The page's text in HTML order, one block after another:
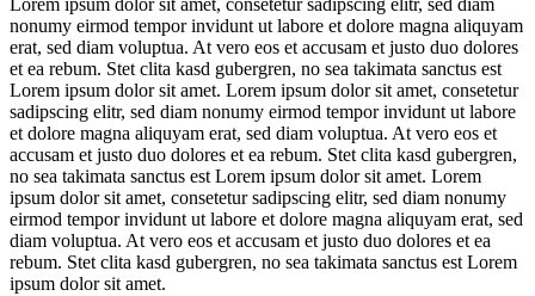
Lorem ipsum dolor sit amet, consetetur sadipscing elitr, sed diam
nonumy eirmod tempor invidunt ut labore et dolore magna aliquyam
erat, sed diam voluptua. At vero eos et accusam et justo duo dolores
et ea rebum. Stet clita kasd gubergren, no sea takimata sanctus est
Lorem ipsum dolor sit amet. Lorem ipsum dolor sit amet, consetetur
sadipscing elitr, sed diam nonumy eirmod tempor invidunt ut labore
et dolore magna aliquyam erat, sed diam voluptua. At vero eos et
accusam et justo duo dolores et ea rebum. Stet clita kasd gubergren,
no sea takimata sanctus est Lorem ipsum dolor sit amet. Lorem
ipsum dolor sit amet, consetetur sadipscing elitr, sed diam nonumy
eirmod tempor invidunt ut labore et dolore magna aliquyam erat, sed
diam voluptua. At vero eos et accusam et justo duo dolores et ea
rebum. Stet clita kasd gubergren, no sea takimata sanctus est Lorem
ipsum dolor sit amet.